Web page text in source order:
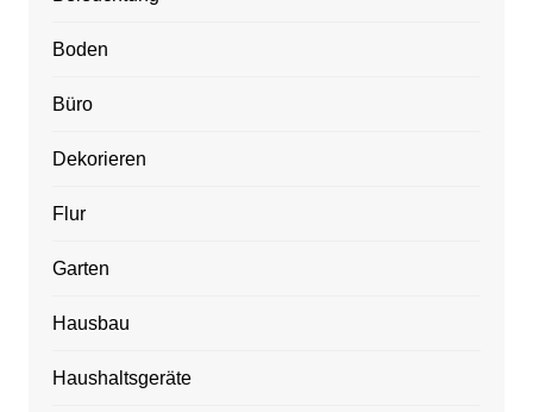
Boden
Büro
Dekorieren
Flur
Garten
Hausbau
Haushaltsgeräte